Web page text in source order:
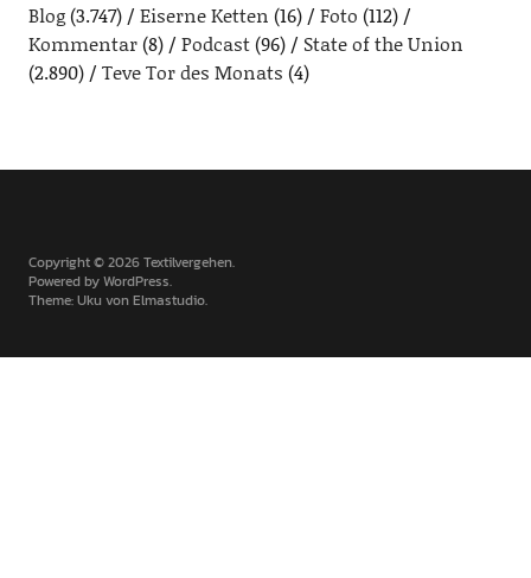
Blog(3.747) Eiserne Ketten (16) Foto (112)
Kommentar(8) Podcast(96)
State of the Union
(2.890)
Teve Tor des Monats (4)
Copyright © 2026 Textilvergehen
Powered byWordPress
Theme: Uku vonElmastudio